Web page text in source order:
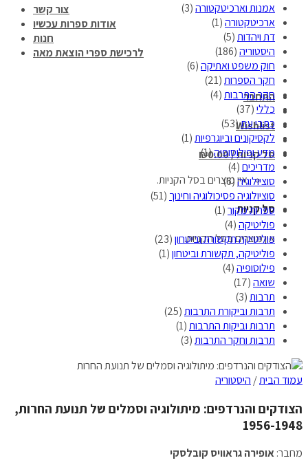
צור קשר
אודות ספרות עכשיו
חנות
לרכישת ספרי הוצאת מאה
התחבר
Wishlist
סל קניות /
₪0.00
אין מוצרים בסל הקניות.
סל קניות
אין מוצרים בסל הקניות.
אמנות וארכיטקטורה(3)
ארכיטקטורה(1)
דת ויהדות(5)
היסטוריה(186)
חוק משפט ואתיקה(6)
חקר הספרות(21)
חקר התרבות(4)
כללי(37)
כתבי עת(53)
לקסיקונים וביוגרפיות(1)
מדע ופילוסופיה(1)
מדריכים(4)
סוציולוגיה(6)
סוציולוגיה פסיכולוגיה וחינוך (51)
ספרות מקור(1)
פוליטיקה(4)
פוליטיקה תקשורת וביטחון(23)
פוליטיקה, תקשורת וביטחון(1)
פילוסופיה(4)
שואה(17)
תרבות(3)
תרבות וביקורת התרבות(25)
תרבות וביקות התרבות(1)
תרבות וחקר התרבות(3)
עמוד הבית/ היסטוריה
הצודקים והנרדפים: מיתולוגיה וסמלים של תנועת החרות,
1956-1948
מחבר:אופירה גראוויס קובלסקי